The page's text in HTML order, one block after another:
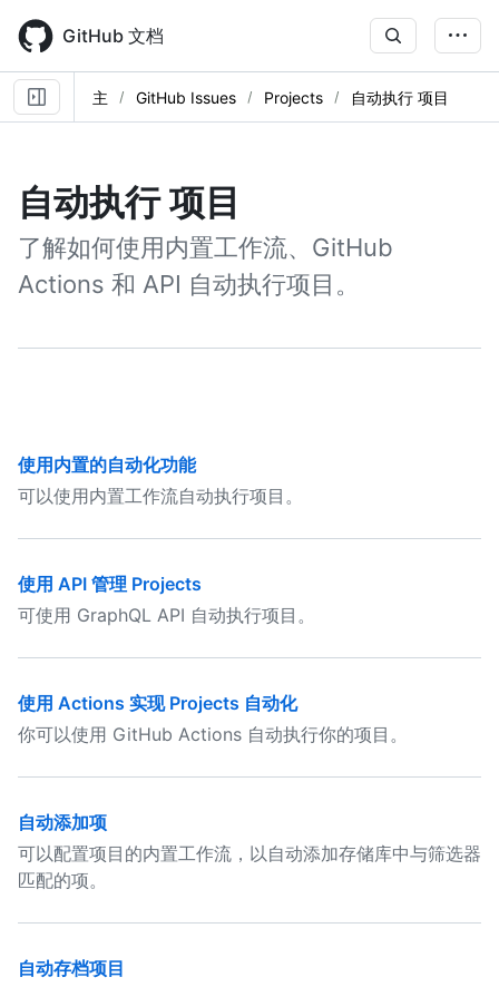
main
content
GitHub 文档
主 GitHub Issues Projects 自动执行 项目
自动执行 项目
了解如何使用内置工作流、GitHub
Actions 和 API 自动执行项目。
使用内置的自动化功能
可以使用内置工作流自动执行项目。
使用 API 管理 Projects
可使用 GraphQL API 自动执行项目。
使用 Actions 实现 Projects 自动化
你可以使用 GitHub Actions 自动执行你的项目。
自动添加项
可以配置项目的内置工作流，以自动添加存储库中与筛选器
匹配的项。
自动存档项目